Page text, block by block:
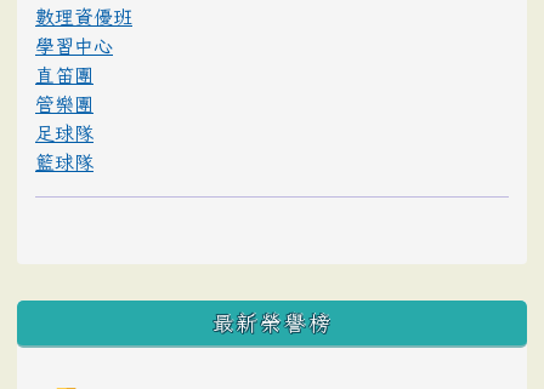
數理資優班
學習中心
直笛團
管樂團
足球隊
籃球隊
最新榮譽榜